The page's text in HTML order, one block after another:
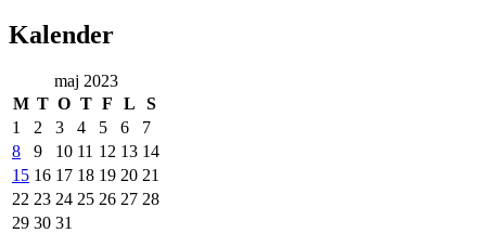
Kalender
maj 2023
M T O T F L
S
1
2 3 4 5 6
7
8
9 10 11 12 13 14
15 16 17 18 19 20 21
22 23 24 25 26 27 28
29 30 31